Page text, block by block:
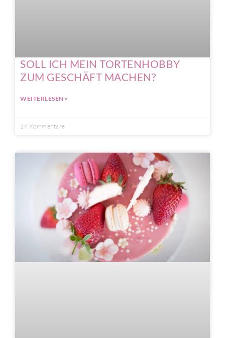
SOLL ICH MEIN TORTENHOBBY
ZUM GESCHÄFT MACHEN?
WEITERLESEN »
16 Kommentare